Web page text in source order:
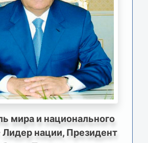
мира и национального
Лидер нации, Президент